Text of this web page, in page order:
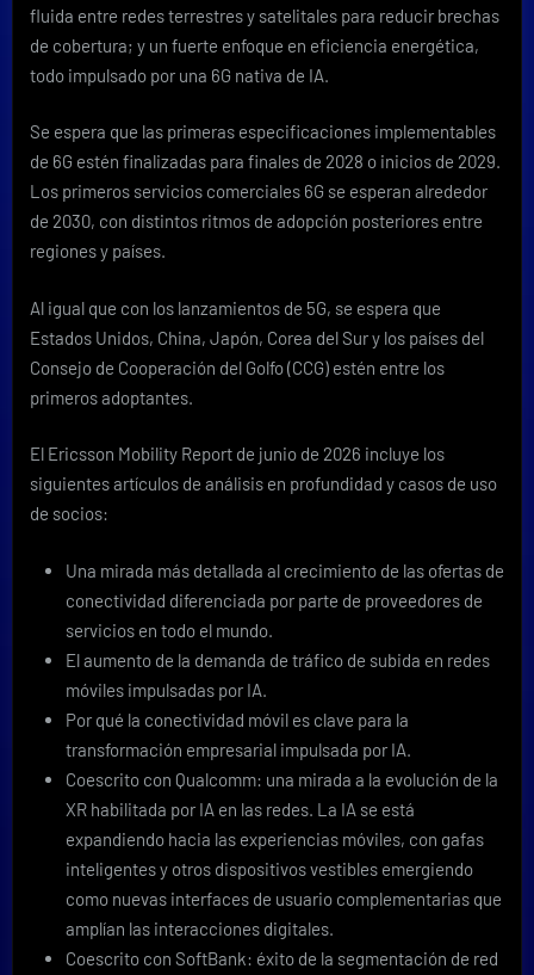
fluida entre redes terrestres y satelitales para reducir brechas
de cobertura; y un fuerte enfoque en eficiencia energética,
todo impulsado por una 6G nativa de IA.
Se espera que las primeras especificaciones implementables
de 6G estén finalizadas para finales de 2028 o inicios de 2029.
Los primeros servicios comerciales 6G se esperan alrededor
de 2030, con distintos ritmos de adopción posteriores entre
regiones y países.
Al igual que con los lanzamientos de 5G, se espera que
Estados Unidos, China, Japón, Corea del Sur y los países del
Consejo de Cooperación del Golfo (CCG) estén entre los
primeros adoptantes.
El Ericsson Mobility Report de junio de 2026 incluye los
siguientes artículos de análisis en profundidad y casos de uso
de socios:
Una mirada más detallada al crecimiento de las ofertas de
conectividad diferenciada por parte de proveedores de
servicios en todo el mundo.
El aumento de la demanda de tráfico de subida en redes
móviles impulsadas por IA.
Por qué la conectividad móvil es clave para la
transformación empresarial impulsada por IA.
Coescrito con Qualcomm: una mirada a la evolución de la
XR habilitada por IA en las redes. La IA se está
expandiendo hacia las experiencias móviles, con gafas
inteligentes y otros dispositivos vestibles emergiendo
como nuevas interfaces de usuario complementarias que
amplían las interacciones digitales.
Coescrito con SoftBank: éxito de la segmentación de red